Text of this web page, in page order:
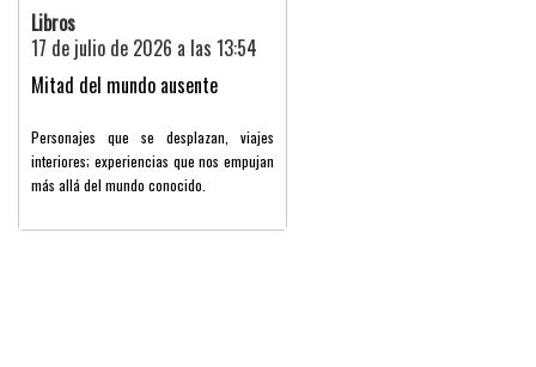
Libros
17 de julio de 2026 a las 13:54
Mitad del mundo ausente
Personajes que se desplazan, viajes
interiores; experiencias que nos empujan
más allá del mundo conocido.